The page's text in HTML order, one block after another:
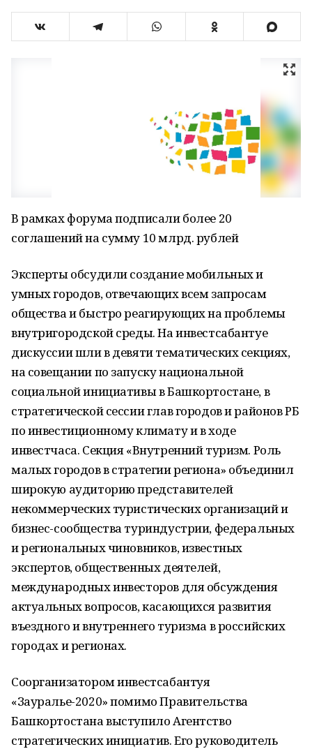
В рамках форума подписали более 20
соглашений на сумму 10 млрд. рублей
Эксперты обсудили создание мобильных и
умных городов, отвечающих всем запросам
общества и быстро реагирующих на проблемы
внутригородской среды. На инвестсабантуе
дискуссии шли в девяти тематических секциях,
на совещании по запуску национальной
социальной инициативы в Башкортостане, в
стратегической сессии глав городов и районов РБ
по инвестиционному климату и в ходе
инвестчаса. Секция «Внутренний туризм. Роль
малых городов в стратегии региона» объединил
широкую аудиторию представителей
некоммерческих туристических организаций и
бизнес-сообщества туриндустрии, федеральных
и региональных чиновников, известных
экспертов, общественных деятелей,
международных инвесторов для обсуждения
актуальных вопросов, касающихся развития
въездного и внутреннего туризма в российских
городах и регионах.
Соорганизатором инвестсабантуя
«Зауралье-2020» помимо Правительства
Башкортостана выступило Агентство
стратегических инициатив. Его руководитель